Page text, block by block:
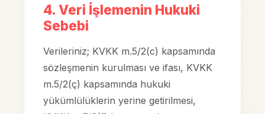
4. Veri İşlemenin Hukuki
Sebebi
Verileriniz; KVKK m.5/2(c) kapsamında
sözleşmenin kurulması ve ifası, KVKK
m.5/2(ç) kapsamında hukuki
yükümlülüklerin yerine getirilmesi,